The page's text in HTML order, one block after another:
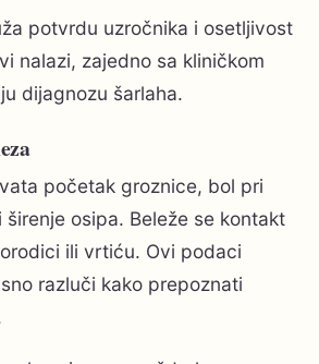
potvrdu uzročnika i osetljivost
nalazi, zajedno sa kliničkom
dijagnozu šarlaha.
početak groznice, bol pri
osipa. Beleže se kontakt
ili vrtiću. Ovi podaci
razluči kako prepoznati